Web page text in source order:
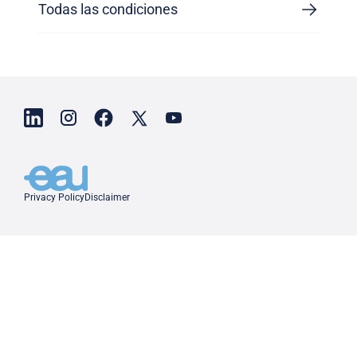
Todas las condiciones
Privacy PolicyDisclaimer